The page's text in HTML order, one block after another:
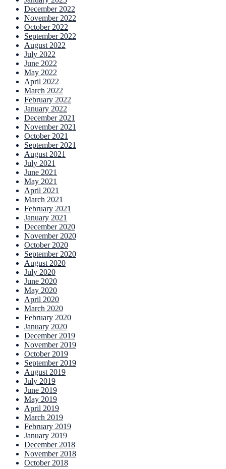
December 2022
November 2022
October 2022
September 2022
August 2022
July 2022
June 2022
May 2022
April 2022
March 2022
February 2022
January 2022
December 2021
November 2021
October 2021
September 2021
August 2021
July 2021
June 2021
May 2021
April 2021
March 2021
February 2021
January 2021
December 2020
November 2020
October 2020
September 2020
August 2020
July 2020
June 2020
May 2020
April 2020
March 2020
February 2020
January 2020
December 2019
November 2019
October 2019
September 2019
August 2019
July 2019
June 2019
May 2019
April 2019
March 2019
February 2019
January 2019
December 2018
November 2018
October 2018